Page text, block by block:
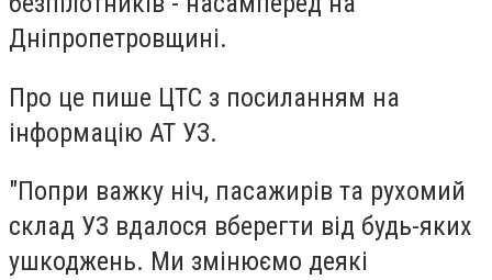
Дніпропетровщині.
Про це пише ЦТС з посиланням на
інформацію АТ УЗ.
"Попри важку ніч, пасажирів та рухомий
склад УЗ вдалося вберегти від будь-яких
ушкоджень. Ми змінюємо деякі